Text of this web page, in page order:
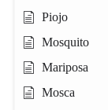
Piojo
Mosquito
Mariposa
Mosca